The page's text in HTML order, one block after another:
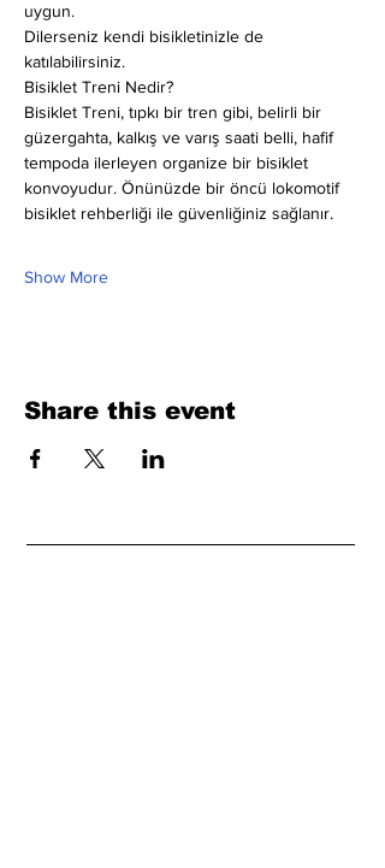
uygun.
Dilerseniz kendi bisikletinizle de
katılabilirsiniz.
Bisiklet Treni Nedir?
Bisiklet Treni, tıpkı bir tren gibi, belirli bir
güzergahta, kalkış ve varış saati belli, hafif
tempoda ilerleyen organize bir bisiklet
konvoyudur. Önünüzde bir öncü lokomotif
bisiklet rehberliği ile güvenliğiniz sağlanır.
Show More
Share this event